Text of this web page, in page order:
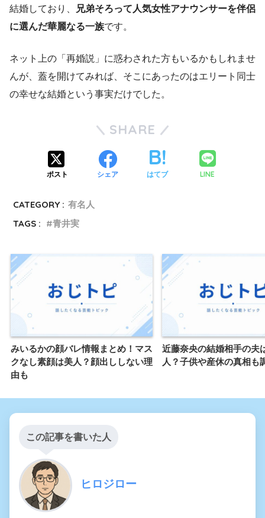
結婚しており、
兄弟そろって人気女性アナウンサーを伴侶
に選んだ華麗なる一族です。
ネット上の「再婚説」に惑わされた方もいるかもしれませ
んが、蓋を開けてみれば、そこにあったのはエリート同士
の幸せな結婚という事実だけでした。
SHARE
ポスト シェア はてブ LINE
CATEGORY : 有名人
TAGS :
青井実
みいるかの顔バレ情報まとめ！マス
クなし素顔は美人？顔出ししない理
由も
近藤奈央の結婚相手の夫
人？子供や産休の真相も
この記事を書いた人
ヒロジロー